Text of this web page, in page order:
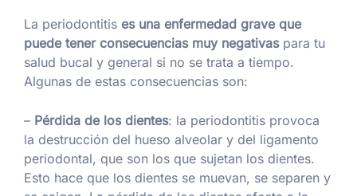
La periodontitis es una enfermedad grave que
puede tener consecuencias muy negativaspara tu
salud bucal y general si no se trata a tiempo.
Algunas de estas consecuencias son:
– Pérdida de los dientes: la periodontitis provoca
la destrucción del hueso alveolar y del ligamento
periodontal, que son los que sujetan los dientes.
Esto hace que los dientes se muevan, se separen y